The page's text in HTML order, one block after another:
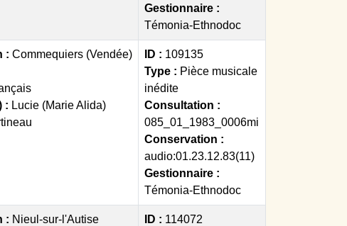
Gestionnaire :
Témonia-Ethnodoc
: Commequiers (Vendée)
: Lucie (Marie Alida)
ID : 109135
Type : Pièce musicale
inédite
Consultation :
085_01_1983_0006mi
Conservation :
audio:01.23.12.83(11)
Gestionnaire :
Témonia-Ethnodoc
: Nieul-sur-l'Autise
ID : 114072